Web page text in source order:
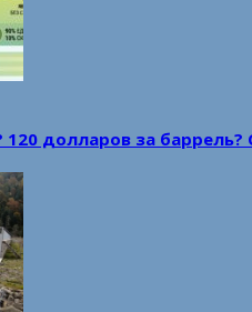
120 долларов за